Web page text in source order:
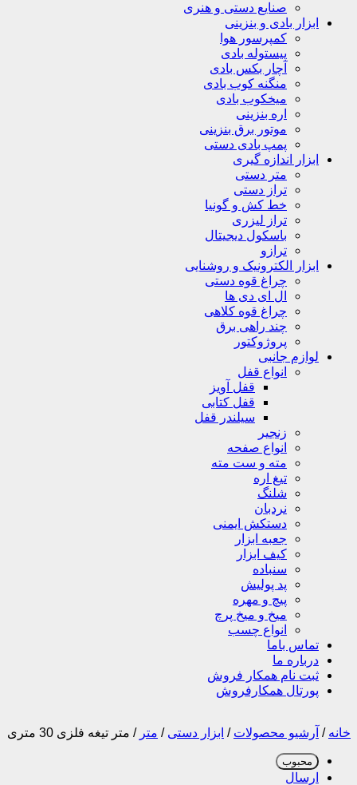
صنایع دستی و هنری
ابزار بادی و بنزینی
کمپرسور هوا
پیستوله بادی
آچار بکس بادی
منگنه کوب بادی
میخکوب بادی
اره بنزینی
موتور برق بنزینی
پمپ بادی دستی
ابزار اندازه گیری
متر دستی
تراز دستی
خط کش و گونیا
تراز لیزری
باسکول دیجیتال
ترازو
ابزار الکترونیک و روشنایی
چراغ قوه دستی
ال ای دی ها
چراغ قوه کلاهی
چند راهی برق
پروژوکتور
لوازم جانبی
انواع قفل
قفل آویز
قفل کتابی
سیلندر قفل
زنجیر
انواع صفحه
مته و ست مته
تیغ اره
شلنگ
نردبان
دستکش ایمنی
جعبه ابزار
کیف ابزار
سنباده
پد پولیش
پیچ و مهره
میخ و میخ پرچ
انواع چسب
تماس باما
درباره ما
ثبت نام همکار فروش
پورتال همکارفروش
خانه / آرشیو محصولات / ابزار دستی / متر / متر تیغه فلزی 30 متری
محبوب
ارسال